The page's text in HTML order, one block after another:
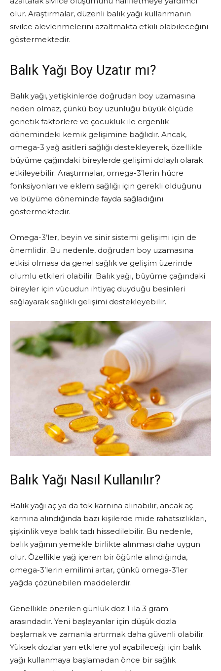
olur. Araştırmalar, düzenli balık yağı kullanmanın
sivilce alevlenmelerini azaltmakta etkili olabileceğini
göstermektedir.
Balık Yağı Boy Uzatır mı?
Balık yağı, yetişkinlerde doğrudan boy uzamasına
neden olmaz, çünkü boy uzunluğu büyük ölçüde
genetik faktörlere ve çocukluk ile ergenlik
dönemindeki kemik gelişimine bağlıdır. Ancak,
omega-3 yağ asitleri sağlığı destekleyerek, özellikle
büyüme çağındaki bireylerde gelişimi dolaylı olarak
etkileyebilir. Araştırmalar, omega-3’lerin hücre
fonksiyonları ve eklem sağlığı için gerekli olduğunu
ve büyüme döneminde fayda sağladığını
göstermektedir.
Omega-3’ler, beyin ve sinir sistemi gelişimi için de
önemlidir. Bu nedenle, doğrudan boy uzamasına
etkisi olmasa da genel sağlık ve gelişim üzerinde
olumlu etkileri olabilir. Balık yağı, büyüme çağındaki
bireyler için vücudun ihtiyaç duyduğu besinleri
sağlayarak sağlıklı gelişimi destekleyebilir.
Balık Yağı Nasıl Kullanılır?
Balık yağı aç ya da tok karnına alınabilir, ancak aç
karnına alındığında bazı kişilerde mide rahatsızlıkları,
şişkinlik veya balık tadı hissedilebilir. Bu nedenle,
balık yağının yemekle birlikte alınması daha uygun
olur. Özellikle yağ içeren bir öğünle alındığında,
omega-3’lerin emilimi artar, çünkü omega-3’ler
yağda çözünebilen maddelerdir.
Genellikle önerilen günlük doz 1 ila 3 gram
arasındadır. Yeni başlayanlar için düşük dozla
başlamak ve zamanla artırmak daha güvenli olabilir.
Yüksek dozlar yan etkilere yol açabileceği için balık
yağı kullanmaya başlamadan önce bir sağlık